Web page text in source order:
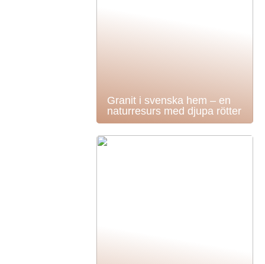
Granit i svenska hem – en
naturresurs med djupa rötter